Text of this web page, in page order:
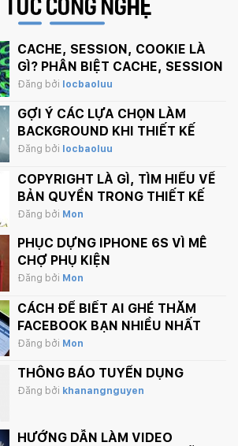
TỨCCÔNG NGHỆ
CACHE, SESSION, COOKIE LÀ
GÌ? PHÂN BIỆT CACHE, SESSION
VÀ COOKIE
Đăng bởi locbaoluu
GỢI Ý CÁC LỰA CHỌN LÀM
BACKGROUND KHI THIẾT KẾ
WEBSITE
Đăng bởi locbaoluu
COPYRIGHT LÀ GÌ, TÌM HIỂU VỀ
BẢN QUYỀN TRONG THIẾT KẾ
Đăng bởi Mon
PHỤC DỰNG IPHONE 6S VÌ MÊ
CHỢ PHỤ KIỆN
Đăng bởi Mon
CÁCH ĐỂ BIẾT AI GHÉ THĂM
FACEBOOK BẠN NHIỀU NHẤT
Đăng bởi Mon
THÔNG BÁO TUYỂN DỤNG
Đăng bởi khanangnguyen
HƯỚNG DẪN LÀM VIDEO